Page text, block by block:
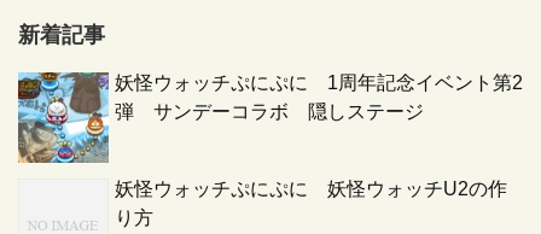
新着記事
妖怪ウォッチぷにぷに 1周年記念イベント第2
弾 サンデーコラボ 隠しステージ
妖怪ウォッチぷにぷに 妖怪ウォッチU2の作
り方